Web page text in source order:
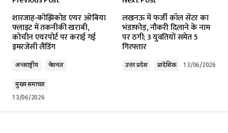
Required fields are marked*
Comment
Your Name*
शारजाह-कोझिकोड एयर अरेबिया
फ्लाइट में तकनीकी खराबी,
कोचीन एयरपोर्ट पर कराई गई
इमरजेंसी लैंडिंग
अन्तर्राष्ट्रीय नेशनल
मुख्य समाचार
13/06/2026
लखनऊ में फर्जी कॉल सेंटर का
भंडाफोड़, नौकरी दिलाने के नाम
पर ठगी; 3 युवतियों समेत 5
गिरफ्तार
उत्तर प्रदेश प्रादेशिक 13/06/2026